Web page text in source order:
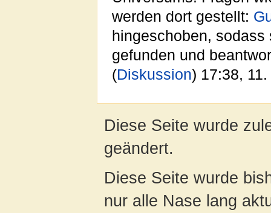
werden dort gestellt:
hingeschoben,
gefunden und
(Diskussion) 17:38,
Diese Seite wurde
geändert.
Diese Seite wurde
nur alle Nase lang